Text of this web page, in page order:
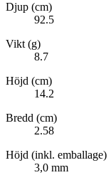
Djup (cm)
92.5
Vikt (g)
8.7
Höjd (cm)
14.2
Bredd (cm)
2.58
Höjd (inkl. emballage)
3,0 mm